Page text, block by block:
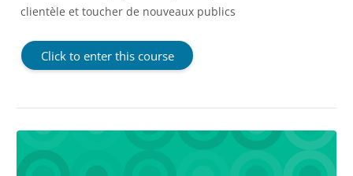
clientèle et toucher de nouveaux publics
Click to enter this course